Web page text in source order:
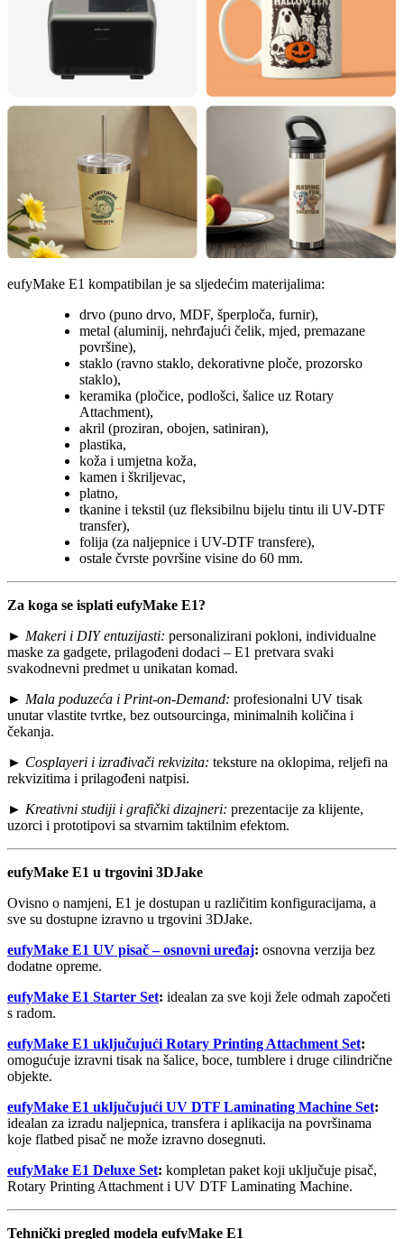
eufyMake E1 kompatibilan je sa sljedećim materijalima:
drvo (puno drvo, MDF, šperploča, furnir),
metal (aluminij, nehrđajući čelik, mjed, premazane
površine),
staklo (ravno staklo, dekorativne ploče, prozorsko
staklo),
keramika (pločice, podlošci, šalice uz Rotary
Attachment),
akril (proziran, obojen, satiniran),
plastika,
koža i umjetna koža,
kamen i škriljevac,
platno,
tkanine i tekstil (uz fleksibilnu bijelu tintu ili UV-DTF
transfer),
folija (za naljepnice i UV-DTF transfere),
ostale čvrste površine visine do 60 mm.
Za koga se isplati eufyMake E1?
► Makeri i DIY entuzijasti: personalizirani pokloni, individualne
maske za gadgete, prilagođeni dodaci – E1 pretvara svaki
svakodnevni predmet u unikatan komad.
► Mala poduzeća i Print-on-Demand: profesionalni UV tisak
unutar vlastite tvrtke, bez outsourcinga, minimalnih količina i
čekanja.
► Cosplayeri i izrađivači rekvizita: teksture na oklopima, reljefi na
rekvizitima i prilagođeni natpisi.
► Kreativni studiji i grafički dizajneri: prezentacije za klijente,
uzorci i prototipovi sa stvarnim taktilnim efektom.
eufyMake E1 u trgovini 3DJake
Ovisno o namjeni, E1 je dostupan u različitim konfiguracijama, a
sve su dostupne izravno u trgovini 3DJake.
eufyMake E1 UV pisač – osnovni uređaj: osnovna verzija bez
dodatne opreme.
eufyMake E1 Starter Set: idealan za sve koji žele odmah započeti
s radom.
eufyMake E1 uključujući Rotary Printing Attachment Set:
omogućuje izravni tisak na šalice, boce, tumblere i druge cilindrične
objekte.
eufyMake E1 uključujući UV DTF Laminating Machine Set:
idealan za izradu naljepnica, transfera i aplikacija na površinama
koje flatbed pisač ne može izravno dosegnuti.
eufyMake E1 Deluxe Set: kompletan paket koji uključuje pisač,
Rotary Printing Attachment i UV DTF Laminating Machine.
Tehnički pregled modela eufyMake E1